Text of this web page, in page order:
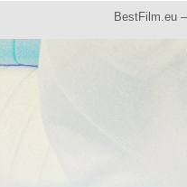
BestFilm.eu